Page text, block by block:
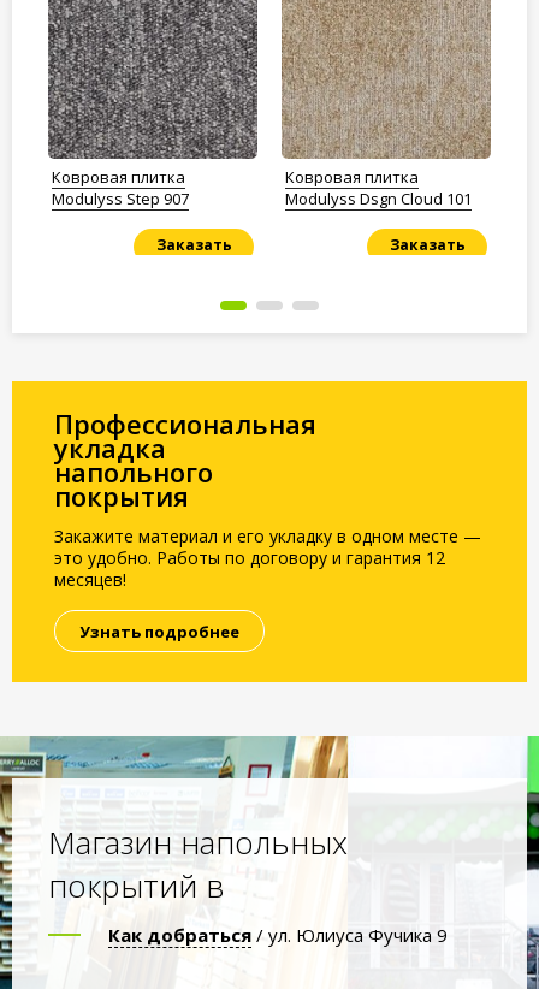
Ковровая плитка
Modulyss Step 907
Заказать
Ковровая плитка
Modulyss Dsgn Cloud 101
Заказать
Профессиональная
укладка
напольного
покрытия
Закажите материал и его укладку в одном месте —
это удобно. Работы по договору и гарантия 12
месяцев!
Узнать подробнее
Магазин напольных
покрытий в
Как добраться / ул. Юлиуса Фучика 9